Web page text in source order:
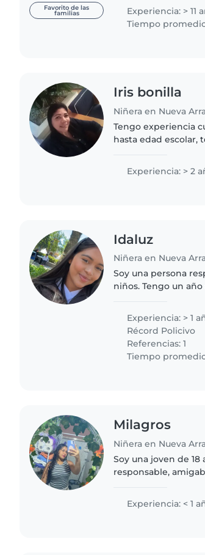
Favorito de las
familias
ha permitido
Experiencia: > 11
Tiempo
Iris bonilla
Niñera en Nueva
Tengo experiencia
hasta edad escolar,
Experiencia: > 2
Idaluz
Niñera en Nueva
Soy una persona
niños. Tengo un
para ellos. Tengo..
Experiencia: > 1
Récord Policivo
Referencias: 1
Tiempo
Milagros
Niñera en Nueva
Soy una joven de
responsable,
niños, También..
Experiencia: < 1